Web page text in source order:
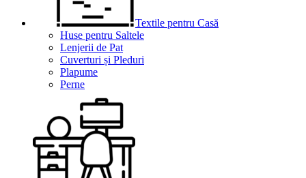
Textile pentru Casă
Huse pentru Saltele
Lenjerii de Pat
Cuverturi și Pleduri
Plapume
Perne